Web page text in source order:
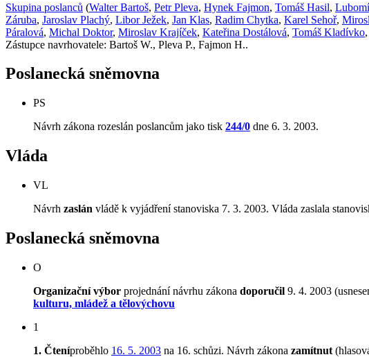
Skupina poslanců (Walter Bartoš, Petr Pleva, Hynek Fajmon, Tomáš Hasil,
Záruba, Jaroslav Plachý, Libor Ježek, Jan Klas, Radim Chytka, Karel Sehoř,
Páralová, Michal Doktor, Miroslav Krajíček, Kateřina Dostálová, Tomáš Kladívko,
Zástupce navrhovatele: Bartoš W., Pleva P., Fajmon H..
Poslanecká sněmovna
PS
Návrh zákona rozeslán poslancům jako tisk 244/0 dne 6. 3. 2003.
Vláda
VL
Návrh zaslán vládě k vyjádření stanoviska 7. 3. 2003. Vláda zaslala
Poslanecká sněmovna
O
Organizační výbor projednání návrhu zákona doporučil 9. 4. 2003
kulturu, mládež a tělovýchovu
1
1. Čteníproběhlo 16. 5. 2003 na 16. schůzi. Návrh zákona zamítnut